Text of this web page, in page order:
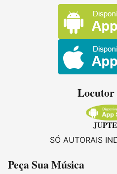
SÓ AUTORAIS
Peça Sua Música